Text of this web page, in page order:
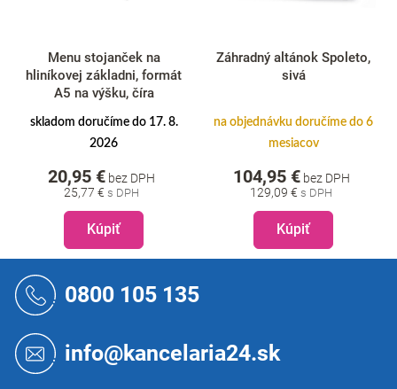
Menu stojanček na
hliníkovej základni, formát
A5 na výšku, číra
skladom doručíme do 17. 8.
2026
25,77 €
20,95 € bez DPH
Kúpiť
Záhradný altánok Spoleto,
sivá
na objednávku doručíme do 6
mesiacov
129,09 €
104,95 €bez DPH
Kúpiť
0800 105 135
info@kancelaria24.sk